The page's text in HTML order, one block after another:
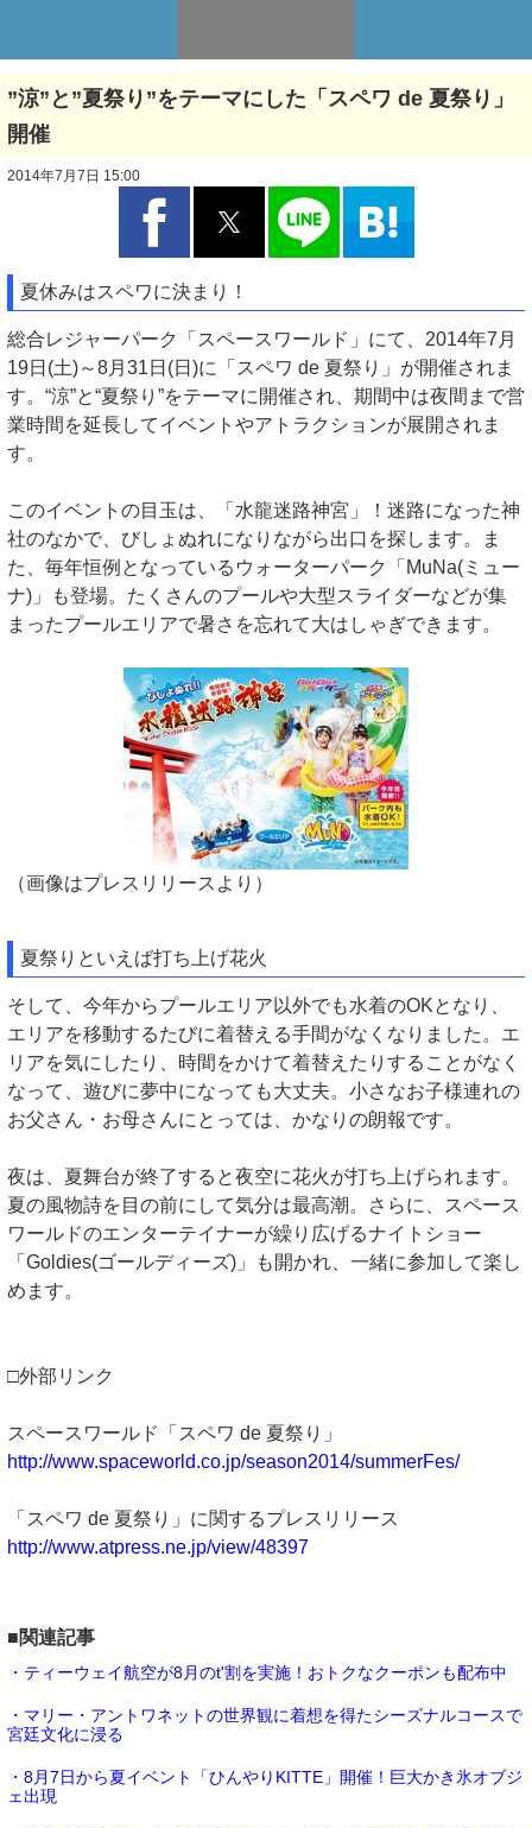
”涼”と”夏祭り”をテーマにした「スペワ de 夏祭り」
開催
2014年7月7日 15:00
夏休みはスペワに決まり！
総合レジャーパーク「スペースワールド」にて、2014年7月
19日(土)～8月31日(日)に「スペワ de 夏祭り」が開催されま
す。“涼”と“夏祭り”をテーマに開催され、期間中は夜間まで営
業時間を延長してイベントやアトラクションが展開されま
す。
このイベントの目玉は、「水龍迷路神宮」！迷路になった神
社のなかで、びしょぬれになりながら出口を探します。ま
た、毎年恒例となっているウォーターパーク「MuNa(ミュー
ナ)」も登場。たくさんのプールや大型スライダーなどが集
まったプールエリアで暑さを忘れて大はしゃぎできます。
（画像はプレスリリースより）
夏祭りといえば打ち上げ花火
そして、今年からプールエリア以外でも水着のOKとなり、
エリアを移動するたびに着替える手間がなくなりました。エ
リアを気にしたり、時間をかけて着替えたりすることがなく
なって、遊びに夢中になっても大丈夫。小さなお子様連れの
お父さん・お母さんにとっては、かなりの朗報です。
夜は、夏舞台が終了すると夜空に花火が打ち上げられます。
夏の風物詩を目の前にして気分は最高潮。さらに、スペース
ワールドのエンターテイナーが繰り広げるナイトショー
「Goldies(ゴールディーズ)」も開かれ、一緒に参加して楽し
めます。
□外部リンク
スペースワールド「スペワ de 夏祭り」
http://www.spaceworld.co.jp/season2014/summerFes/
「スペワ de 夏祭り」に関するプレスリリース
http://www.atpress.ne.jp/view/48397
■関連記事
・ティーウェイ航空が8月のt'割を実施！おトクなクーポンも配布中
・マリー・アントワネットの世界観に着想を得たシーズナルコースで
宮廷文化に浸る
・8月7日から夏イベント「ひんやりKITTE」開催！巨大かき氷オブジ
ェ出現